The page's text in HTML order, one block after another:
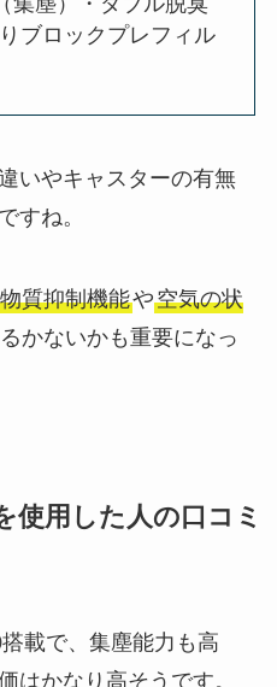
ブロックプレフィル
いやキャスターの有無
すね。
質抑制機能や空気の状
かないかも重要になっ
使用した人の口コミ
載で、集塵能力も高
はかなり高そうです。